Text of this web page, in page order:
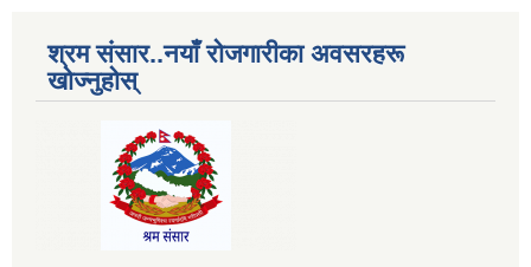
श्रम संसार..नयाँ रोजगारीका अवसरहरू
खोज्नुहोस्